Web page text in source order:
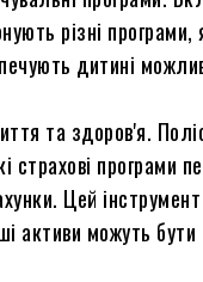
різні
дитині
та здоров'я.
страхові програми
Цей
активи можуть